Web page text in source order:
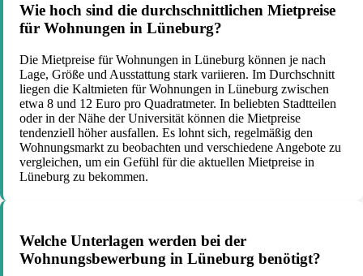
Wie hoch sind die durchschnittlichen Mietpreise
für Wohnungen in Lüneburg?
Die Mietpreise für Wohnungen in Lüneburg können je nach
Lage, Größe und Ausstattung stark variieren. Im Durchschnitt
liegen die Kaltmieten für Wohnungen in Lüneburg zwischen
etwa 8 und 12 Euro pro Quadratmeter. In beliebten Stadtteilen
oder in der Nähe der Universität können die Mietpreise
tendenziell höher ausfallen. Es lohnt sich, regelmäßig den
Wohnungsmarkt zu beobachten und verschiedene Angebote zu
vergleichen, um ein Gefühl für die aktuellen Mietpreise in
Lüneburg zu bekommen.
Welche Unterlagen werden bei der
Wohnungsbewerbung in Lüneburg benötigt?